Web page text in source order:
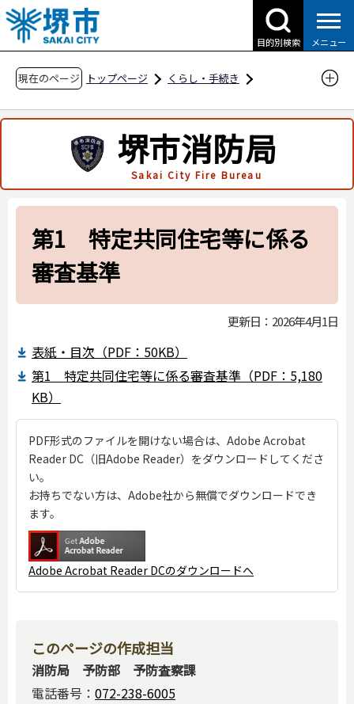
こ
の
ペ
の
で
目的別検索 メニュー
現在のページ トップページ
くらし・手続き
消防局の紹介
消防関係例規等
消防用設備等の技術基準
第1 特定共同住宅等に係る審査基準
堺市消防局
Sakai City Fire Bureau
第1 特定共同住宅等に係る
審査基準
更新日：2026年4月1日
表紙・目次（PDF：50KB）
第1 特定共同住宅等に係る審査基準（PDF：5,180
KB）
PDF形式のファイルを開けない場合は、Adobe Acrobat
Reader DC（旧Adobe Reader）をダウンロードしてくださ
い。
お持ちでない方は、Adobe社から無償でダウンロードでき
ます。
Adobe Acrobat Reader DCのダウンロードへ
このページの作成担当
消防局 予防部 予防査察課
電話番号： 072-238-6005